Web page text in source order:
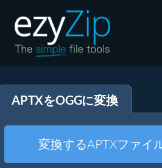
解凍する
その他のツール
APTXをOGGに変換
変換するAPTXファイ